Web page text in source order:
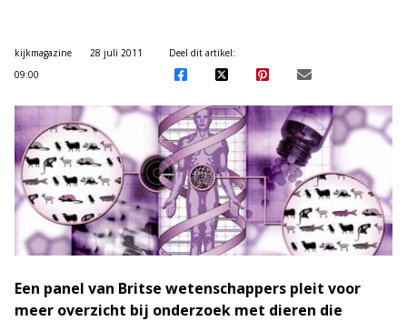
kijkmagazine
28 juli 2011
09:00
Deel dit artikel:
Een panel van Britse wetenschappers pleit voor
meer overzicht bij onderzoek met dieren die